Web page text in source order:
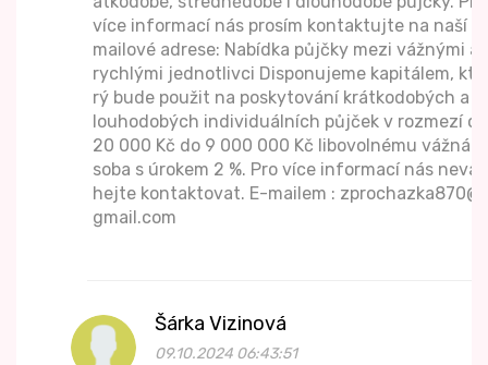
více informací nás prosím kontaktujte na naší e
mailové adrese: Nabídka půjčky mezi vážnými a
rychlými jednotlivci Disponujeme kapitálem, kte
rý bude použit na poskytování krátkodobých a d
louhodobých individuálních půjček v rozmezí od
20 000 Kč do 9 000 000 Kč libovolnému vážná o
soba s úrokem 2 %. Pro více informací nás nevá
hejte kontaktovat. E-mailem : zprochazka870@
gmail.com
Šárka Vizinová
09.10.2024 06:43:51